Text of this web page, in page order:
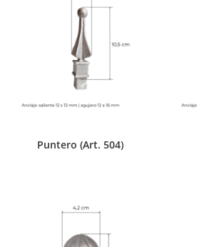
Puntero (Art. 504)